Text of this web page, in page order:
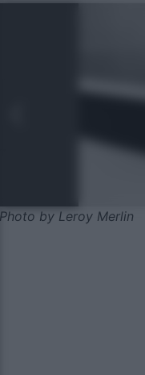
Photo by Leroy Merlin